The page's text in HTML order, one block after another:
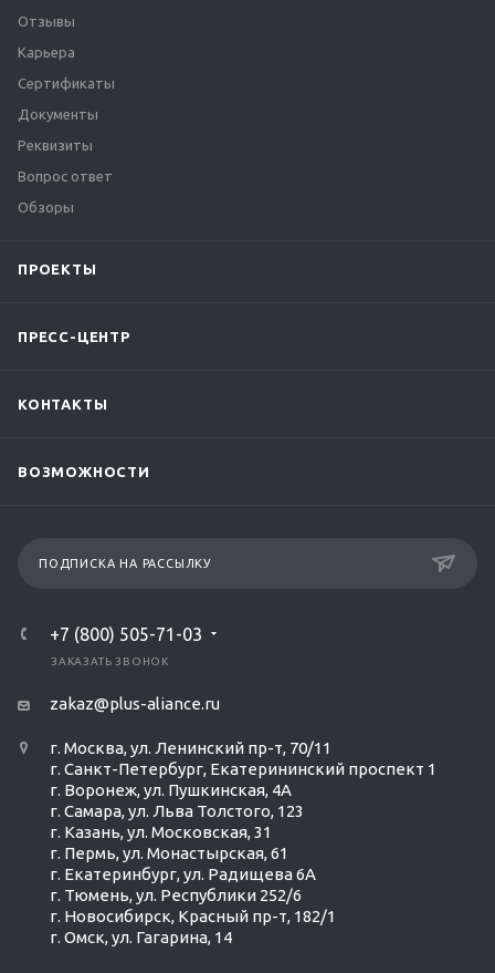
Отзывы
Карьера
Сертификаты
Документы
Реквизиты
Вопрос ответ
Обзоры
ПРОЕКТЫ
ПРЕСС-ЦЕНТР
КОНТАКТЫ
ВОЗМОЖНОСТИ
ПОДПИСКА НА РАССЫЛКУ
+7 (800) 505-71-03
ЗАКАЗАТЬ ЗВОНОК
zakaz@plus-aliance.ru
г. Москва, ул. Ленинский пр-т, 70/11
г. Санкт-Петербург, Екатерининский проспект 1
г. Воронеж, ул. Пушкинская, 4А
г. Самара, ул. Льва Толстого, 123
г. Казань, ул. Московская, 31
г. Пермь, ул. Монастырская, 61
г. Екатеринбург, ул. Радищева 6А
г. Тюмень, ул. Республики 252/6
г. Новосибирск, Красный пр-т, 182/1
г. Омск, ул. ​Гагарина, 14